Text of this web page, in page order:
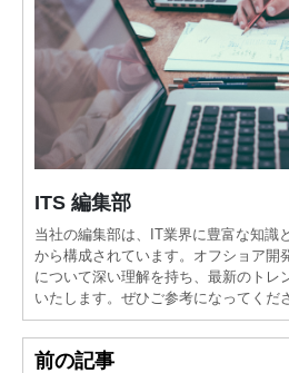
ITS 編集部
当社の編集部は、IT業界に豊富な知識
から構成されています。オフショア開
について深い理解を持ち、最新のトレ
いたします。ぜひご参考になってくだ
前の記事